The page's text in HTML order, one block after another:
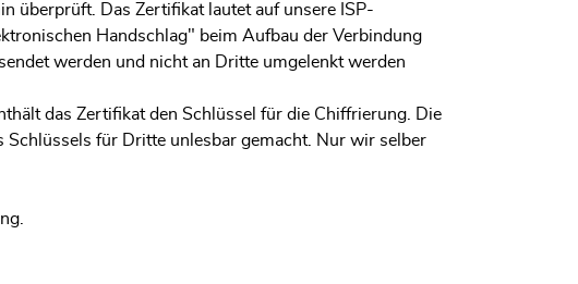
überprüft. Das Zertifikat lautet auf unsere ISP-
Handschlag" beim Aufbau der Verbindung
werden und nicht an Dritte umgelenkt werden
das Zertifikat den Schlüssel für die Chiffrierung. Die
Schlüssels für Dritte unlesbar gemacht. Nur wir selber